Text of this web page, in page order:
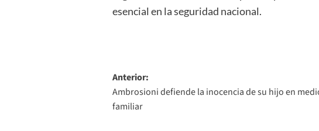
esencial en la seguridad nacional.
Navegación
de
entradas
Anterior:
Ambrosioni defiende la inocencia de su hijo en
familiar